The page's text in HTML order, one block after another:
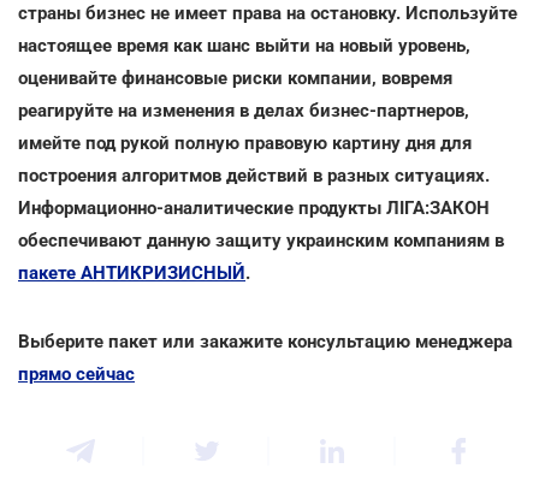
страны бизнес не имеет права на остановку. Используйте
настоящее время как шанс выйти на новый уровень,
оценивайте финансовые риски компании, вовремя
реагируйте на изменения в делах бизнес-партнеров,
имейте под рукой полную правовую картину дня для
построения алгоритмов действий в разных ситуациях.
Информационно-аналитические продукты ЛІГА:ЗАКОН
обеспечивают данную защиту украинским компаниям в
пакете АНТИКРИЗИСНЫЙ.
Выберите пакет или закажите консультацию менеджера
прямо сейчас